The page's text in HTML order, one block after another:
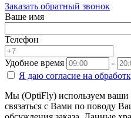
Заказать обратный звонок
Ваше имя
Телефон
Удобное время
-
Я даю согласие на
Мы (OptiFly) используем ваши
связаться с Вами по поводу